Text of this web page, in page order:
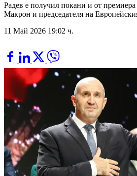
Радев е получил покани и от
Макрон и председателя на
11 Май 2026 19:02 ч.